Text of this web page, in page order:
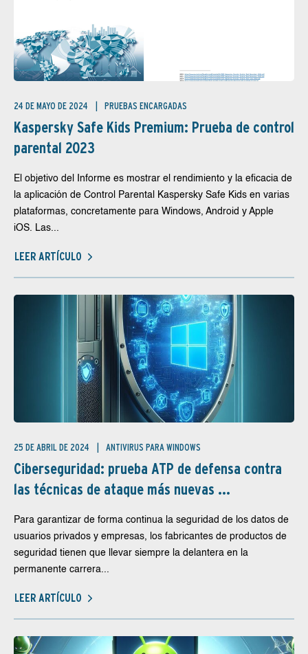
24 DE MAYO DE 2024 PRUEBAS ENCARGADAS
Kaspersky Safe Kids Premium: Prueba de control
parental 2023
El objetivo del Informe es mostrar el rendimiento y la eficacia de
la aplicación de Control Parental Kaspersky Safe Kids en varias
plataformas, concretamente para Windows, Android y Apple
iOS. Las...
LEER ARTÍCULO
25 DE ABRIL DE 2024 ANTIVIRUS PARA WINDOWS
Ciberseguridad: prueba ATP de defensa contra
las técnicas de ataque más nuevas ...
Para garantizar de forma continua la seguridad de los datos de
usuarios privados y empresas, los fabricantes de productos de
seguridad tienen que llevar siempre la delantera en la
permanente carrera...
LEER ARTÍCULO